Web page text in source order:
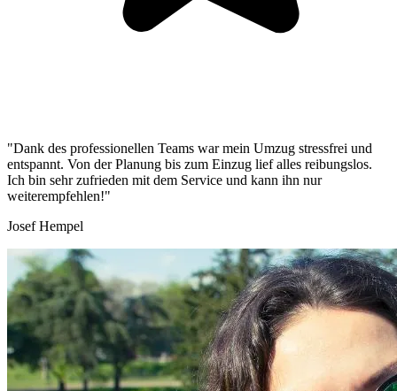
"Dank des professionellen Teams war mein Umzug stressfrei und
entspannt. Von der Planung bis zum Einzug lief alles reibungslos.
Ich bin sehr zufrieden mit dem Service und kann ihn nur
weiterempfehlen!"
Josef Hempel